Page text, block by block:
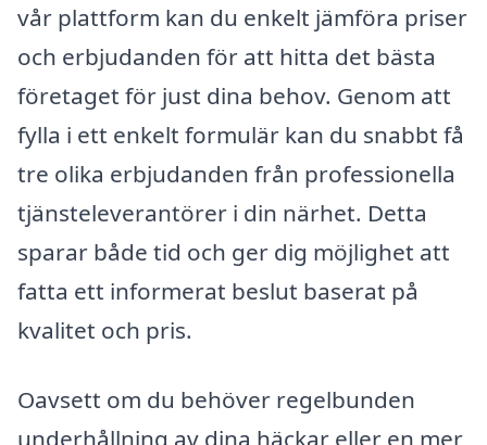
vår plattform kan du enkelt jämföra priser
och erbjudanden för att hitta det bästa
företaget för just dina behov. Genom att
fylla i ett enkelt formulär kan du snabbt få
tre olika erbjudanden från professionella
tjänsteleverantörer i din närhet. Detta
sparar både tid och ger dig möjlighet att
fatta ett informerat beslut baserat på
kvalitet och pris.
Oavsett om du behöver regelbunden
underhållning av dina häckar eller en mer